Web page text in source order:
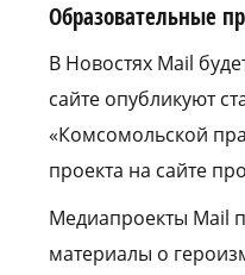
Образовательные
В Новостях Mail
сайте опубликуют
«Комсомольской
проекта на сайте
Медиапроекты Mail
материалы о